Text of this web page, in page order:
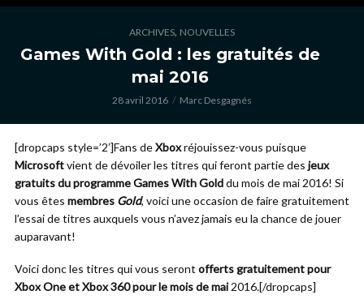
ARCHIVES, NOUVELLES
Games With Gold : les gratuités de
mai 2016
28 avril 2016 Marc Desgagnés
[dropcaps style=’2′]Fans deXboxréjouissez-vous puisque
Microsoftvient de dévoiler les titres qui feront partie des jeux
gratuits du programme Games With Golddu mois de mai 2016! Si
vous êtes membres Gold, voici une occasion de faire gratuitement
l’essai de titres auxquels vous n’avez jamais eu la chance de jouer
auparavant!
Voici donc les titres qui vous seront offerts gratuitement pour
Xbox One et Xbox 360 pour le mois de mai2016.[/dropcaps]